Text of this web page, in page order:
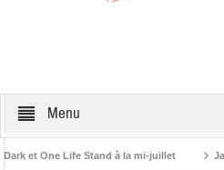
Menu
et One Life Stand à la mi-juillet